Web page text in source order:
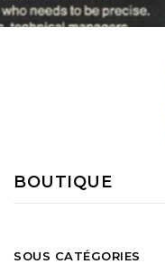
BOUTIQUE
SOUS CATÉGORIES